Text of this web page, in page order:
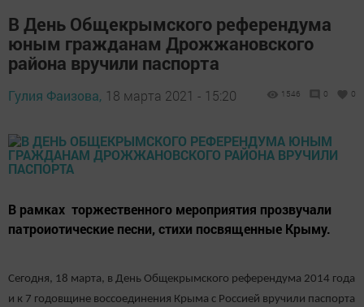
В День Общекрымского референдума
юным гражданам Дрожжановского
района вручили паспорта
Гулия Фаизова, 18 марта 2021 - 15:20 1546 0 0
В рамках торжественного мероприятия прозвучали
патроиотические песни, стихи посвященные Крыму.
Сегодня, 18 марта, в День Общекрымского референдума 2014 года
и к 7 годовщине воссоединения Крыма с Россией вручили паспорта